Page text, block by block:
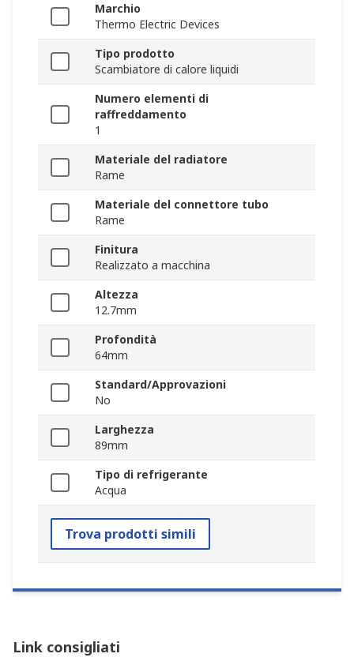
Marchio
Thermo Electric Devices
Tipo prodotto
Scambiatore di calore liquidi
Numero elementi di
raffreddamento
1
Materiale del radiatore
Rame
Materiale del connettore tubo
Rame
Finitura
Realizzato a macchina
Altezza
12.7mm
Profondità
64mm
Standard/Approvazioni
No
Larghezza
89mm
Tipo di refrigerante
Acqua
Trova prodotti simili
Link consigliati